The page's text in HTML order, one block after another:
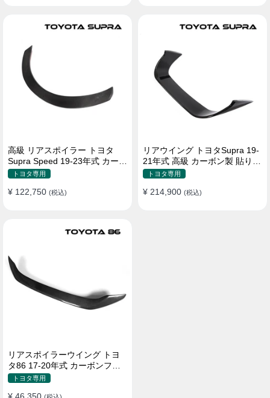
高級 リアスポイラー トヨタ
Supra Speed 19-23年式 カーボ
ン製 貼り付け装着
トヨタ専用
¥ 122,750 (税込)
リアウイング トヨタSupra 19-
21年式 高級 カーボン製 貼り付
け装着
トヨタ専用
¥ 214,900 (税込)
リアスポイラーウイング トヨ
タ86 17-20年式 カーボンファ
イバー 貼り付け装着
トヨタ専用